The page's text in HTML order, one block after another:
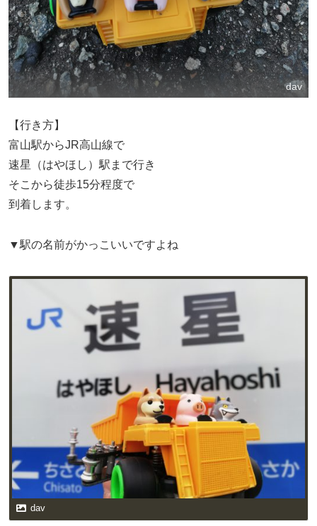
dav
【行き方】
富山駅からJR高山線で
速星（はやほし）駅まで行き
そこから徒歩15分程度で
到着します。
▼駅の名前がかっこいいですよね
dav